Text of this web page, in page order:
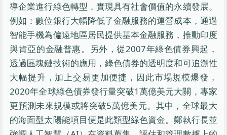
導企業進行綠色轉型，實現具有社會價值的永續發展。
例如：數位銀行大幅降低了金融服務的運營成本，通過
智能手機為偏遠地區居民提供基本金融服務，推動印度
與肯亞的金融普惠。另外，從2007年綠色債券興起，
透過區塊鏈技術的應用，綠色債券的透明度和可追溯性
大幅提升，加上交易更加便捷，因此市場規模爆發，
2020年全球綠色債券發行量突破1萬億美元大關，專家
更預測未來規模或將突破5萬億美元。其中，全球最大
的海面型太陽能項目便是此類型綠色資金。鄭執行長並